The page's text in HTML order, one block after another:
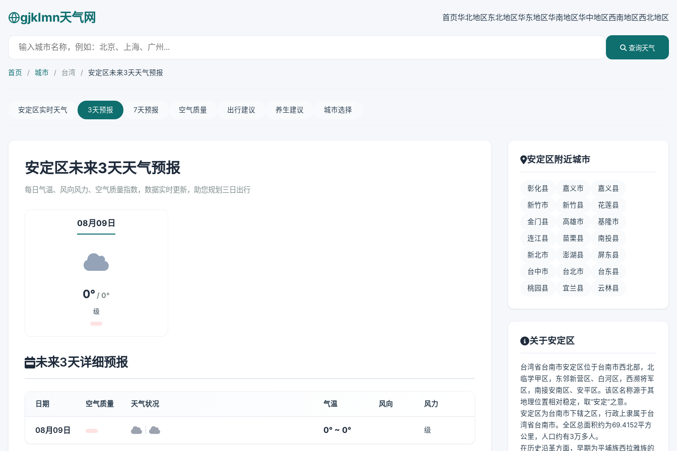
gjklmn天气网 首页华北地区东北地区华东地区华南地区华中地区西南地区西北地区
查询天气
首页 / 城市 / 台湾 / 安定区未来3天天气预报
安定区实时天气 3天预报 7天预报 空气质量 出行建议 养生建议 城市选择
安定区未来3天天气预报
每日气温、风向风力、空气质量指数，数据实时更新，助您规划三日出行
08月09日
0° / 0°
级
未来3天详细预报
日期 空气质量 天气状况 气温 风向 风力
08月09日 0° ~ 0° 级
安定区附近城市
彰化县 嘉义市 嘉义县
新竹市 新竹县 花莲县
金门县 高雄市 基隆市
连江县 苗栗县 南投县
新北市 澎湖县 屏东县
台中市 台北市 台东县
桃园县 宜兰县 云林县
关于安定区
台湾省台南市安定区位于台南市西北部，北
临学甲区，东邻新营区、白河区，西濒将军
区，南接安南区、安平区。该区名称源于其
地理位置相对稳定，取“安定”之意。
安定区为台南市下辖之区，行政上隶属于台
湾省台南市。全区总面积约为69.4152平方
公里，人口约有3万多人。
在历史沿革方面，早期为平埔族西拉雅族的